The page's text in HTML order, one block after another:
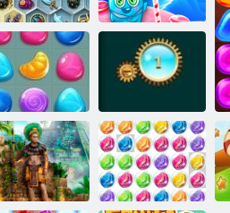
Dārgumi Mystic
jūras
Atpakaļ uz
Candyland
Sweet River
Candy Lain 3 Jewel eksplodēt